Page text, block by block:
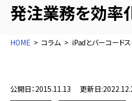
発注業務を効率
HOME コラム iPadとバーコード
公開日：2015.11.13 更新日